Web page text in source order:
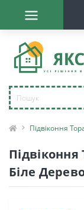
Підвіконня
Підвіконня
Біле